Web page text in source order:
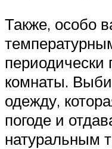
Также, особо
периодически
комнаты.
одежду,
погоде и
натуральным